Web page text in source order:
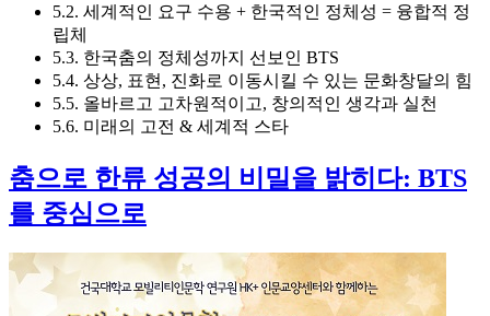
5.2. 세계적인 요구 수용 + 한국적인 정체성 = 융합적 정
립체
5.3. 한국춤의 정체성까지 선보인 BTS
5.4. 상상, 표현, 진화로 이동시킬 수 있는 문화창달의 힘
5.5. 올바르고 고차원적이고, 창의적인 생각과 실천
5.6. 미래의 고전 & 세계적 스타
춤으로 한류 성공의 비밀을 밝히다: BTS
를 중심으로